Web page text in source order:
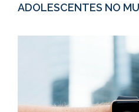
ADOLESCENTES NO